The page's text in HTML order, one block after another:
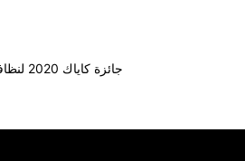
جائزة كاياك 2020 لنظافة المركبات